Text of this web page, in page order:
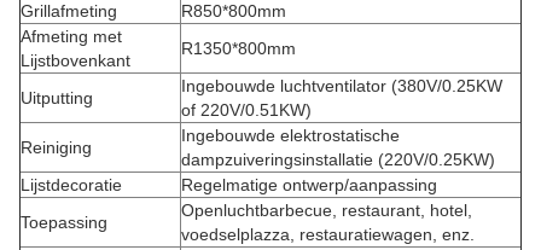
Grillafmeting
R850*800mm
Afmeting met
Lijstbovenkant
R1350*800mm
Uitputting
Ingebouwde luchtventilator (380V/0.25KW
of 220V/0.51KW)
Reiniging
Ingebouwde elektrostatische
dampzuiveringsinstallatie (220V/0.25KW)
Lijstdecoratie
Regelmatige ontwerp/aanpassing
Toepassing
Openluchtbarbecue, restaurant, hotel,
voedselplazza, restauratiewagen, enz.